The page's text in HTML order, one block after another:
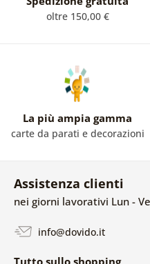
oltre 150,00 €
La più ampia gamma
carte da parati e decorazioni
Assistenza clienti
nei giorni lavorativi Lun -
info@dovido.it